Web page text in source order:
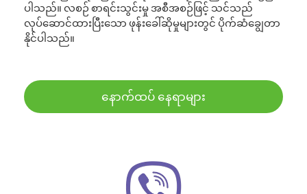
ပါသည်။ လစဉ် စာရင်းသွင်းမှု အစီအစဉ်ဖြင့် သင်သည်
လုပ်ဆောင်ထားပြီးသော ဖုန်းခေါ်ဆိုမှုများတွင် ပိုက်ဆံချွေတာ
နိုင်ပါသည်။
နောက်ထပ် နေရာများ